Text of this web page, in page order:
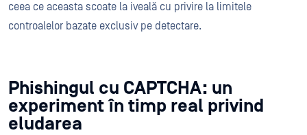
ceea ce aceasta scoate la iveală cu privire la limitele
controalelor bazate exclusiv pe detectare.
Phishingul cu CAPTCHA: un
experiment în timp real privind
eludarea